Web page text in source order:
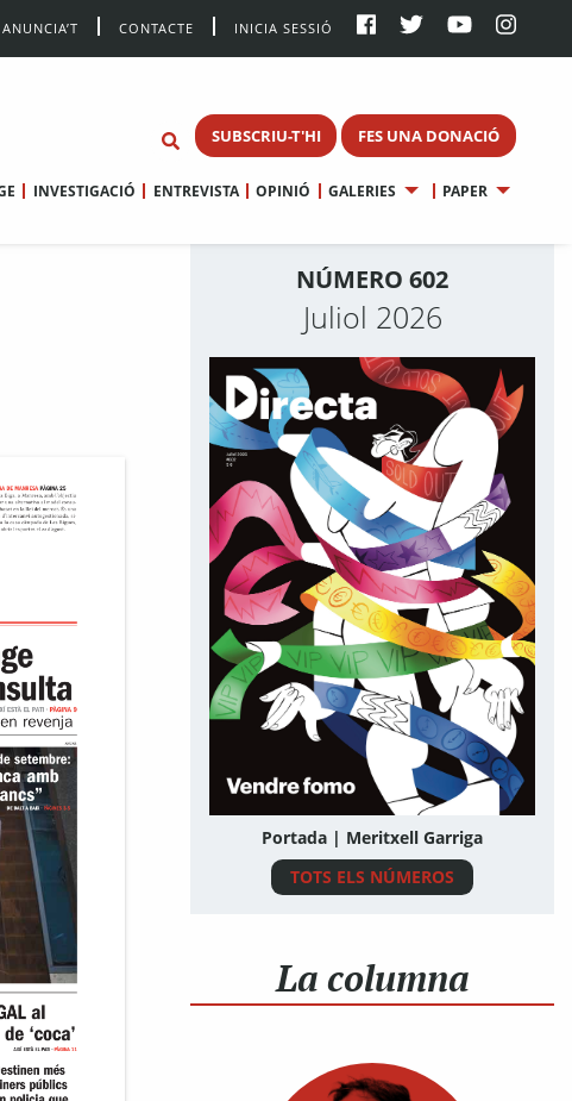
ANUNCIA’T CONTACTE INICIA SESSIÓ
SUBSCRIU-T'HI FES UNA DONACIÓ
INVESTIGACIÓ ENTREVISTA OPINIÓ GALERIES PAPER
NÚMERO 602
Juliol 2026
Portada | Meritxell Garriga
TOTS ELS NÚMEROS
La columna